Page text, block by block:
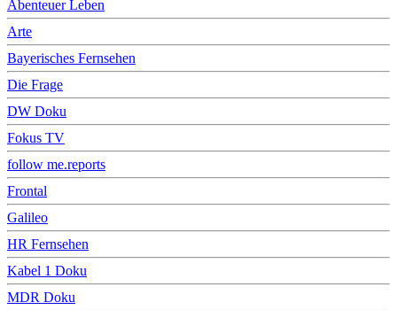
Abenteuer Leben
Arte
Bayerisches Fernsehen
Die Frage
DW Doku
Fokus TV
follow me.reports
Frontal
Galileo
HR Fernsehen
Kabel 1 Doku
MDR Doku